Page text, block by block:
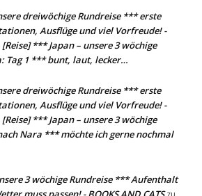
dreiwöchige Rundreise *** erste
Ausflüge und viel Vorfreude! -
[Reise] *** Japan – unsere 3 wöchige
Tag 1 *** bunt, laut, lecker…
dreiwöchige Rundreise *** erste
Ausflüge und viel Vorfreude! -
[Reise] *** Japan – unsere 3 wöchige
Nara *** möchte ich gerne nochmal
3 wöchige Rundreise *** Aufenthalt